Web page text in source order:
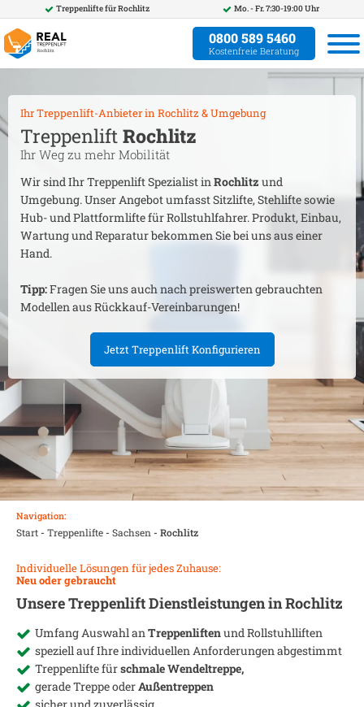
Treppenlifte fürRochlitz Mo. - Fr. 7:30-19:00 Uhr
0800 589 5460
Kostenfreie Beratung
Ihr Treppenlift-Anbieter in Rochlitz& Umgebung
Treppenlift Rochlitz
Ihr Weg zu mehr Mobilität
Wir sind Ihr Treppenlift Spezialist inRochlitz und
Umgebung. Unser Angebot umfasst Sitzlifte, Stehlifte sowie
Hub- und Plattformlifte für Rollstuhlfahrer. Produkt, Einbau,
Wartung und Reparatur bekommen Sie bei uns aus einer
Hand.
Tipp:Fragen Sie uns auch nach preiswerten gebrauchten
Modellen aus Rückkauf-Vereinbarungen!
Jetzt Treppenlift Konfigurieren
Navigation:
Start- Treppenlifte- Sachsen - Rochlitz
Individuelle Lösungen für jedes Zuhause:
Neu oder gebraucht
Unsere Treppenlift Dienstleistungen inRochlitz
Umfang Auswahl anTreppenliftenund Rollstuhlliften
speziell auf Ihre individuellen Anforderungen abgestimmt
Treppenlifte fürschmale Wendeltreppe,
gerade Treppe oderAußentreppen